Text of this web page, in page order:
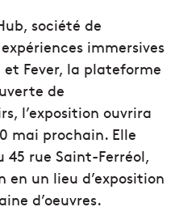
société de
immersives
Fever, la plateforme
de
l’exposition ouvrira
mai prochain. Elle
45 rue Saint-Ferréol,
en un lieu d’exposition
d’oeuvres.